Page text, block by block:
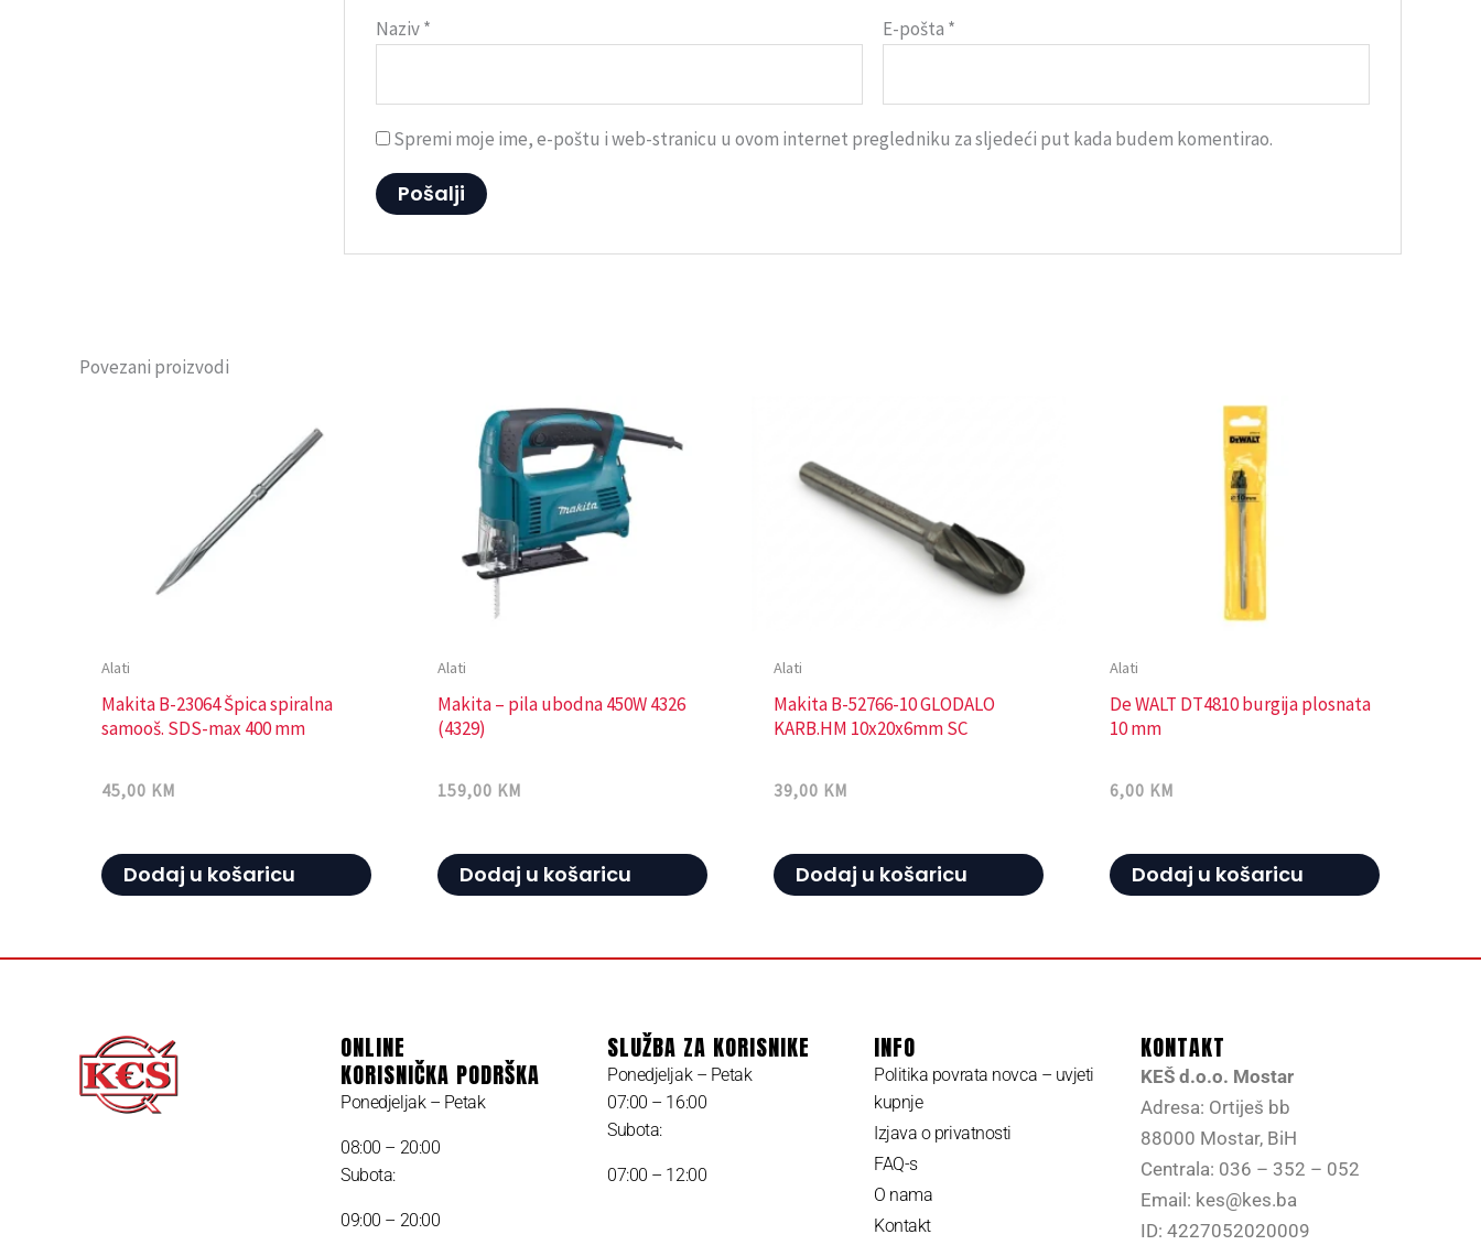
Naziv* E-pošta *
Spremi moje ime, e-poštu i web-stranicu u ovom internet pregledniku za sljedeći put kada budem komentirao.
Povezani proizvodi
Alati
Makita B-23064 Špica spiralna
samooš. SDS-max 400 mm
45,00 KM
Dodaj u košaricu
Alati
Makita – pila ubodna 450W 4326
(4329)
159,00 KM
Dodaj u košaricu
Alati
Makita B-52766-10 GLODALO
KARB.HM 10x20x6mm SC
39,00 KM
Dodaj u košaricu
Alati
De WALT DT4810 burgija plosnata
10 mm
6,00 KM
Dodaj u košaricu
ONLINE
KORISNIČKA PODRŠKA
Ponedjeljak – Petak
08:00 – 20:00
Subota:
09:00 – 20:00
SLUŽBA ZA KORISNIKE
Ponedjeljak – Petak
07:00 – 16:00
Subota:
07:00 – 12:00
INFO
Politika povrata novca – uvjeti
kupnje
Izjava o privatnosti
FAQ-s
O nama
Kontakt
KONTAKT
KEŠ d.o.o. Mostar
Adresa: Ortiješ bb
88000 Mostar, BiH
Centrala: 036 – 352 – 052
Email: kes@kes.ba
ID: 4227052020009